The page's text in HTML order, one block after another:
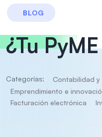
BLOG
¿Tu
Categorías:
Contabilidad y
Emprendimiento e
Facturación electrónica